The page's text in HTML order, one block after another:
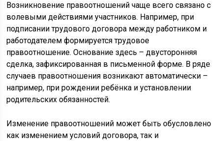
Возникновение правоотношений чаще всего связано с
волевыми действиями участников. Например, при
подписании трудового договора между работником и
работодателем формируется трудовое
правоотношение. Основание здесь – двусторонняя
сделка, зафиксированная в письменной форме. В ряде
случаев правоотношения возникают автоматически –
например, при рождении ребёнка и установлении
родительских обязанностей.
Изменение правоотношений может быть обусловлено
как изменением условий договора, так и